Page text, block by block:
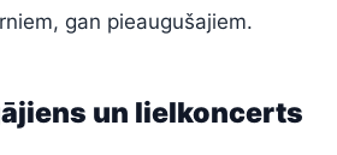
gan pieaugušajiem.
un lielkoncerts